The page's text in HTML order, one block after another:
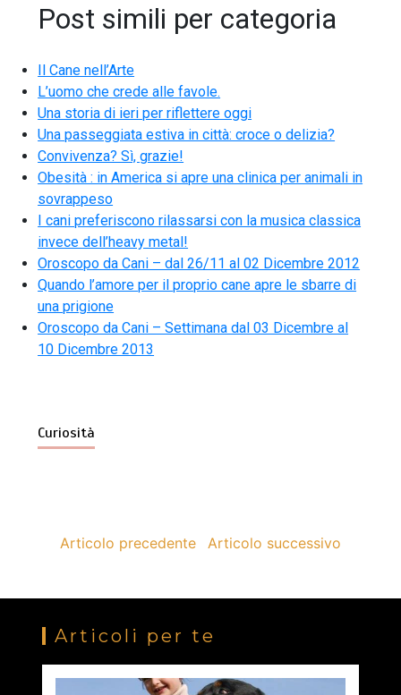
Post simili per categoria
Il Cane nell’Arte
L’uomo che crede alle favole.
Una storia di ieri per riflettere oggi
Una passeggiata estiva in città: croce o delizia?
Convivenza? Sì, grazie!
Obesità : in America si apre una clinica per animali in
sovrappeso
I cani preferiscono rilassarsi con la musica classica
invece dell’heavy metal!
Oroscopo da Cani – dal 26/11 al 02 Dicembre 2012
Quando l’amore per il proprio cane apre le sbarre di
una prigione
Oroscopo da Cani – Settimana dal 03 Dicembre al
10 Dicembre 2013
Curiosità
Articolo precedente Articolo successivo
Articoli per te